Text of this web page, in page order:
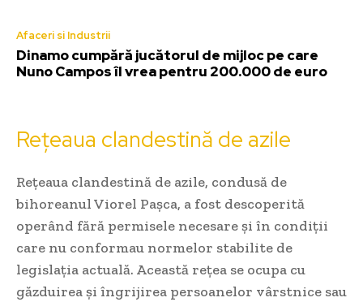
Afaceri si Industrii
Dinamo cumpără jucătorul de mijloc pe care
Nuno Campos îl vrea pentru 200.000 de euro
Rețeaua clandestină de azile
Rețeaua clandestină de azile, condusă de
bihoreanul Viorel Pașca, a fost descoperită
operând fără permisele necesare și în condiții
care nu conformau normelor stabilite de
legislația actuală. Această rețea se ocupa cu
găzduirea și îngrijirea persoanelor vârstnice sau